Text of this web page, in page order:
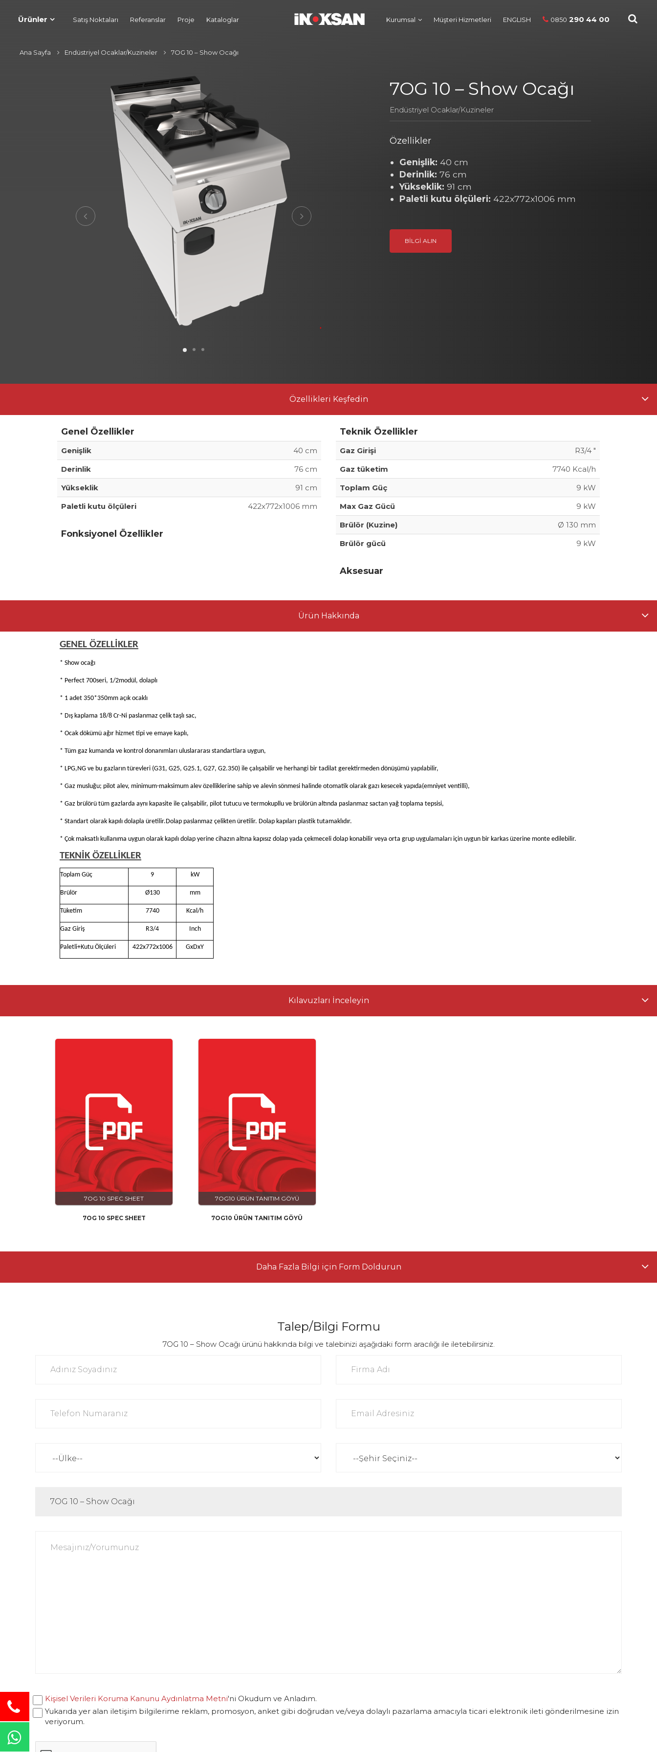
Ürünler Satış Noktaları Referanslar Proje Kataloglar Kurumsal Müşteri Hizmetleri ENGLISH 0850 290 44 00
Ana Sayfa Endüstriyel Ocaklar/Kuzineler 7OG 10 – Show Ocağı
7OG 10 – Show Ocağı
Endüstriyel Ocaklar/Kuzineler
Özellikler
Genişlik: 40 cm
Derinlik: 76 cm
Yükseklik: 91 cm
Paletli kutu ölçüleri: 422x772x1006 mm
BILGI ALIN
Özellikleri Keşfedin
Genel Özellikler
Genişlik
40 cm
Derinlik
76 cm
Yükseklik
91 cm
Paletli kutu ölçüleri
422x772x1006 mm
Fonksiyonel Özellikler
Teknik Özellikler
Gaz Girişi
R3/4 "
Gaz tüketim
7740 Kcal/h
Toplam Güç
9 kW
Max Gaz Gücü
9 kW
Brülör (Kuzine)
Ø 130 mm
Brülör gücü
9 kW
Aksesuar
Ürün Hakkında
GENEL ÖZELLİKLER
* Show ocağı
* Perfect 700seri, 1/2modül, dolaplı
* 1 adet 350*350mm açık ocaklı
* Dış kaplama 18/8 Cr-Ni paslanmaz çelik taşlı sac,
* Ocak dökümü ağır hizmet tipi ve emaye kaplı,
* Tüm gaz kumanda ve kontrol donanımları uluslararası standartlara uygun,
* LPG,NG ve bu gazların türevleri (G31, G25, G25.1, G27, G2.350) ile çalışabilir ve herhangi bir tadilat gerektirmeden dönüşümü yapılabilir,
* Gaz musluğu; pilot alev, minimum-maksimum alev özelliklerine sahip ve alevin sönmesi halinde otomatik olarak gazı kesecek yapıda(emniyet ventilli),
* Gaz brülörü tüm gazlarda aynı kapasite ile çalışabilir, pilot tutucu ve termokupllu ve brülörün altında paslanmaz sactan yağ toplama tepsisi,
* Standart olarak kapılı dolapla üretilir.Dolap paslanmaz çelikten üretilir. Dolap kapıları plastik tutamaklıdır.
* Çok maksatlı kullanıma uygun olarak kapılı dolap yerine cihazın altına kapısız dolap yada çekmeceli dolap konabilir veya orta grup uygulamaları için uygun bir karkas üzerine monte edilebilir.
TEKNİK ÖZELLİKLER
Toplam Güç 9 kW
Brülör Ø130 mm
Tüketim 7740 Kcal/h
Gaz Giriş R3/4 Inch
Paletli+Kutu Ölçüleri 422x772x1006 GxDxY
Kılavuzları İnceleyin
7OG 10 SPEC SHEET
7OG 10 SPEC SHEET
7OG10 ÜRÜN TANITIM GÖYÜ
7OG10 ÜRÜN TANITIM GÖYÜ
Daha Fazla Bilgi için Form Doldurun
Talep/Bilgi Formu
7OG 10 – Show Ocağı ürünü hakkında bilgi ve talebinizi aşağıdaki form aracılığı ile iletebilirsiniz.
Kişisel Verileri Koruma Kanunu Aydınlatma Metni'ni Okudum ve Anladım.
Yukarıda yer alan iletişim bilgilerime reklam, promosyon, anket gibi doğrudan ve/veya dolaylı pazarlama amacıyla ticari elektronik ileti gönderilmesine izin
veriyorum.